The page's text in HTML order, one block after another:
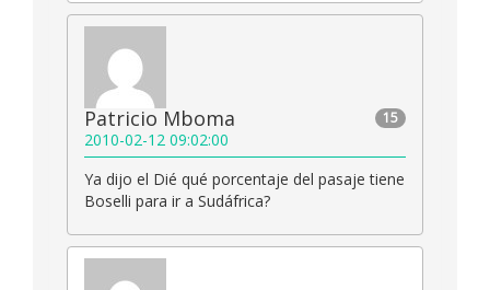
15
Patricio Mboma
2010-02-12 09:02:00
Ya dijo el Dié qué porcentaje del pasaje tiene
Boselli para ir a Sudáfrica?